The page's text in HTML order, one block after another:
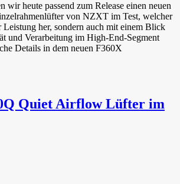
wir heute passend zum Release einen neuen
von NZXT im Test, welcher
her, sondern auch mit einem Blick
und Verarbeitung im High-End-Segment
Details in dem neuen F360X
Quiet Airflow Lüfter im